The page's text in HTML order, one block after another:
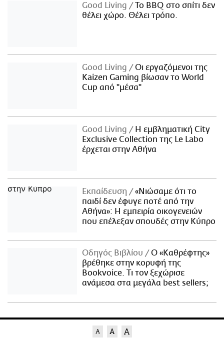
Good Living
Το BBQ στο σπίτι δεν
θέλει χώρο. Θέλει τρόπο.
Good Living
Οι εργαζόμενοι της
Kaizen Gaming βίωσαν το World
Cup από "μέσα"
Good Living
Η εμβληματική City
Exclusive Collection της Le Labo
έρχεται στην Αθήνα
Εκπαίδευση
«Νιώσαμε ότι το
παιδί δεν έφυγε ποτέ από την
Αθήνα»: Η εμπειρία οικογενειών
που επέλεξαν σπουδές στην Κύπρο
Οδηγός Βιβλίου
Ο «Καθρέφτης»
βρέθηκε στην κορυφή της
Bookvoice. Τι τον ξεχώρισε
ανάμεσα στα μεγάλα best sellers;